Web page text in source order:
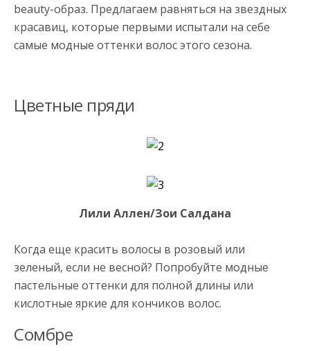
beauty-образ. Предлагаем равняться на звездных
красавиц, которые первыми испытали на себе
самые модные оттенки волос этого сезона.
Цветные пряди
Лили Аллен/Зои Салдана
Когда еще красить волосы в розовый или
зеленый, если не весной? Попробуйте модные
пастельные оттенки для полной длины или
кислотные яркие для кончиков волос.
Сомбре